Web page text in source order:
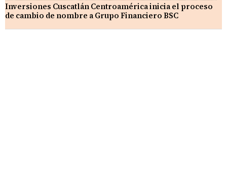
Inversiones Cuscatlán Centroamérica inicia el proceso
de cambio de nombre a Grupo Financiero BSC